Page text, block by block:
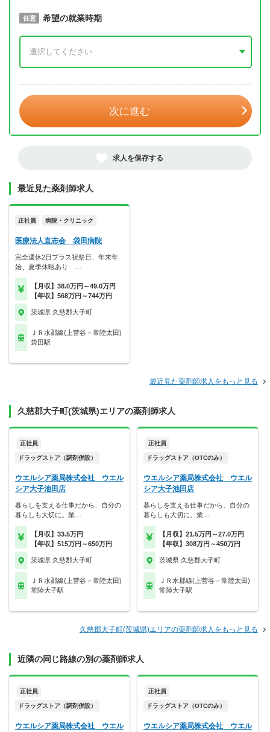
必須 取得予定年
任意 希望の就業時期
次に進む
求人を保存する
最近見た薬剤師求人
正社員 病院・クリニック
医療法人直志会 袋田病院
完全週休2日プラス祝祭日、年末年
始、夏季休暇あり …
【月収】38.0万円～49.0万円
【年収】568万円～744万円
茨城県 久慈郡大子町
ＪＲ水郡線(上菅谷－常陸太田)
袋田駅
最近見た薬剤師求人をもっと見る
久慈郡大子町(茨城県)エリアの薬剤師求人
正社員
ドラッグストア（調剤併設）
ウエルシア薬局株式会社 ウエル
シア大子池田店
暮らしを支える仕事だから、自分の
暮らしも大切に。業…
【月収】33.5万円
【年収】515万円～650万円
茨城県 久慈郡大子町
ＪＲ水郡線(上菅谷－常陸太田)
常陸大子駅
正社員
ドラッグストア（OTCのみ）
ウエルシア薬局株式会社 ウエル
シア大子池田店
暮らしを支える仕事だから、自分の
暮らしも大切に。業…
【月収】21.5万円～27.0万円
【年収】308万円～450万円
茨城県 久慈郡大子町
ＪＲ水郡線(上菅谷－常陸太田)
常陸大子駅
久慈郡大子町(茨城県)エリアの薬剤師求人をもっと見る
近隣の同じ路線の別の薬剤師求人
正社員
ドラッグストア（調剤併設）
ウエルシア薬局株式会社 ウエル
正社員
ドラッグストア（OTCのみ）
ウエルシア薬局株式会社 ウエル